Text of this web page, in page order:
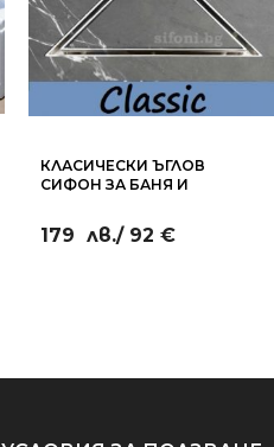
КЛАСИЧЕСКИ ЪГЛОВ
СИФОН ЗА БАНЯ И
20Х20СМ - RC16
179 лв./ 92 €